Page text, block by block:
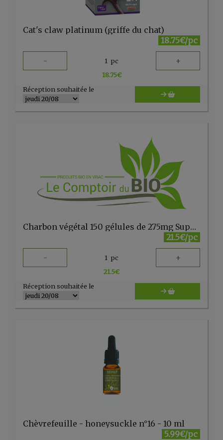
Cat's claw platinum (griffe du chat)
18.75€/pc
- 1 pc +
18.75€
Réception souhaitée le
Charbon végétal 150 gélules de 275mg Super Diet
21.5€/pc
- 1 pc +
21.5€
Réception souhaitée le
Chèvrefeuille - honeysuckle n°16 - 10 ml
5.99€/pc